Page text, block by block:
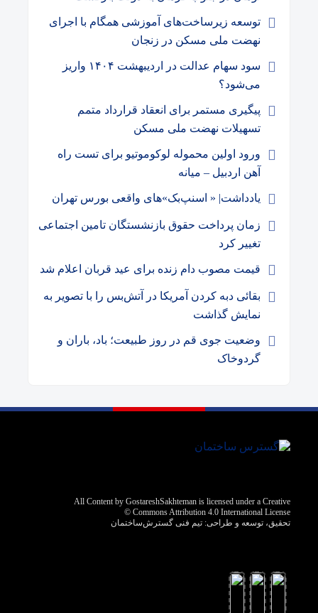
توسعه زیرساخت‌های آموزشی همگام با اجرای
نهضت ملی مسکن در زنجان
سود سهام عدالت در اردیبهشت ۱۴۰۴ واریز
می‌شود؟
پیگیری مستمر برای انعقاد قرارداد متمم
تسهیلات نهضت ملی مسکن
ورود اولین محموله لوکوموتیو برای تست راه
آهن اردبیل – میانه
یادداشت| « اسنپ‌بک»های واقعی بورس تهران
زمان پرداخت حقوق بازنشستگان تامین اجتماعی
تغییر کرد
قیمت مصوب دام زنده برای عید قربان اعلام شد
بقائی دبه کردن آمریکا در آتش‌بس را با تصویر به
نمایش گذاشت
وضعیت جوی قم در روز طبیعت؛ باد، باران و
گردوخاک
All Content by GostareshSakhteman is licensed under a Creative
Commons Attribution 4.0 International License ©️
تحقیق، توسعه و طراحی: تیم فنی گسترش‌ساختمان